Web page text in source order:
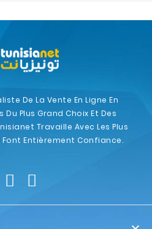
De La Vente En Ligne En
Plus Grand Choix Et Des
Travaille Avec Les Plus
Font Entièrement Confiance.